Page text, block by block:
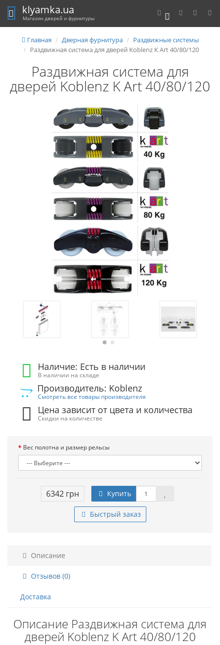
0
klyamka.ua
Магазин дверей и фурнитуры
Главная Дверная фурнитура
Раздвижные системы
Раздвижная система для дверей Koblenz K Art 40/80/120
Раздвижная система для
дверей Koblenz K Art 40/80/120
Наличие: Есть в наличии
В наличии на складе
Производитель: Koblenz
Смотреть все товары производителя
Цена зависит от цвета и количества
Скидки на количестве
Вес полотна и размер рельсы
6342 грн Купить
Быстрый заказ
Описание
Отзывов (0)
Доставка
Описание Раздвижная система для
дверей Koblenz K Art 40/80/120